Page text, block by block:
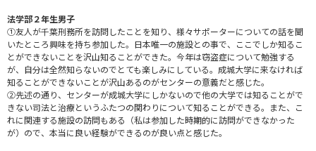
法学部２年生男子
①友人が千葉刑務所を訪問したことを知り、様々サポーターについての話を聞
いたところ興味を持ち参加した。日本唯一の施設との事で、ここでしか知るこ
とができないことを沢山知ることができた。今年は窃盗症について勉強する
が、自分は全然知らないのでとても楽しみにしている。成城大学に来なければ
知ることができないことが沢山あるのがセンターの意義だと感じた。
②先述の通り、センターが成城大学にしかないので他の大学では知ることがで
きない司法と治療というふたつの関わりについて知ることができる。また、こ
れに関連する施設の訪問もある（私は参加した時期的に訪問ができなかった
が）ので、本当に良い経験ができるのが良い点と感じた。